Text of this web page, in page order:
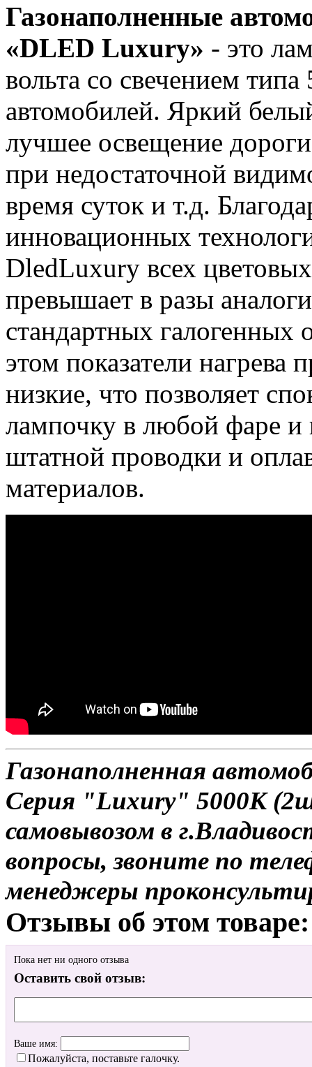
Газонаполненные
«DLED Luxury» - это
вольта со свечением
автомобилей. Яркий
лучшее освещение
при недостаточной
время суток и т.д.
инновационных
DledLuxury всех
превышает в разы
стандартных галогенных
этом показатели нагрева
низкие, что позволяет
лампочку в любой фаре и
штатной проводки и
материалов.
Газонаполненная
Серия "Luxury" 5000К
самовывозом в
вопросы, звоните по
менеджеры
Отзывы об этом товаре:
Пока нет ни одного отзыва
Оставить свой отзыв:
Ваше имя:
Пожалуйста, поставьте галочку.